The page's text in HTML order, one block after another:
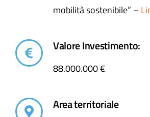
mobilità sostenibile” –
Valore Investimento:
88.000.000 €
Area territoriale